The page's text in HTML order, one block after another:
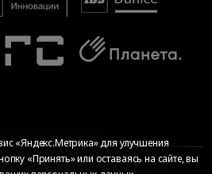
«Яндекс.Метрика» для улучшения
«Принять» или оставаясь на сайте, вы